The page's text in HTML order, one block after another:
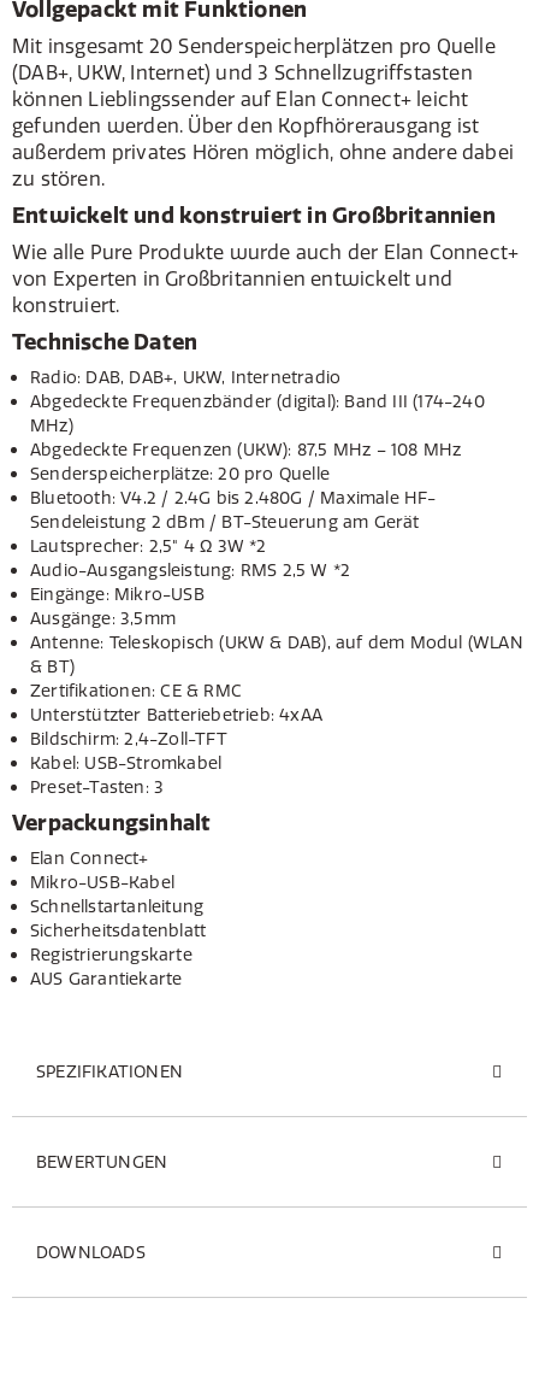
Vollgepackt mit Funktionen
Mit insgesamt 20 Senderspeicherplätzen pro Quelle
(DAB+, UKW, Internet) und 3 Schnellzugriffstasten
können Lieblingssender auf Elan Connect+ leicht
gefunden werden. Über den Kopfhörerausgang ist
außerdem privates Hören möglich, ohne andere dabei
zu stören.
Entwickelt und konstruiert in Großbritannien
Wie alle Pure Produkte wurde auch der Elan Connect+
von Experten in Großbritannien entwickelt und
konstruiert.
Technische Daten
Radio: DAB, DAB+, UKW, Internetradio
Abgedeckte Frequenzbänder (digital): Band III (174-240
MHz)
Abgedeckte Frequenzen (UKW): 87,5 MHz – 108 MHz
Senderspeicherplätze: 20 pro Quelle
Bluetooth: V4.2 / 2.4G bis 2.480G / Maximale HF-
Sendeleistung 2 dBm / BT-Steuerung am Gerät
Lautsprecher: 2,5" 4 Ω 3W *2
Audio-Ausgangsleistung: RMS 2,5 W *2
Eingänge: Mikro-USB
Ausgänge: 3,5mm
Antenne: Teleskopisch (UKW & DAB), auf dem Modul (WLAN
& BT)
Zertifikationen: CE & RMC
Unterstützter Batteriebetrieb: 4xAA
Bildschirm: 2,4-Zoll-TFT
Kabel: USB-Stromkabel
Preset-Tasten: 3
Verpackungsinhalt
Elan Connect+
Mikro-USB-Kabel
Schnellstartanleitung
Sicherheitsdatenblatt
Registrierungskarte
AUS Garantiekarte
SPEZIFIKATIONEN
BEWERTUNGEN
DOWNLOADS